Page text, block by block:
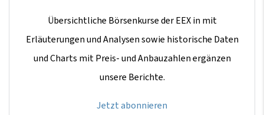
Übersichtliche Börsenkurse der EEX in mit
Erläuterungen und Analysen sowie historische Daten
und Charts mit Preis- und Anbauzahlen ergänzen
unsere Berichte.
Jetzt abonnieren